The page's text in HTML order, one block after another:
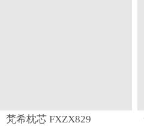
梵希枕芯 FXZX829